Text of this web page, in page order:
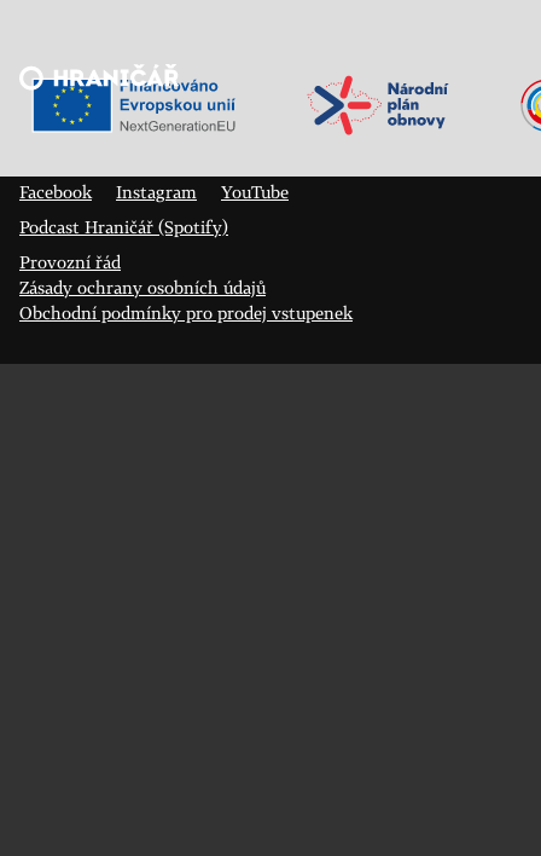
Veřejný sál Hraničář, spolek
Facebook
Instagram
YouTube
Podcast Hraničář (Spotify)
Provozní řád
Zásady ochrany osobních údajů
Obchodní podmínky pro prodej vstupenek